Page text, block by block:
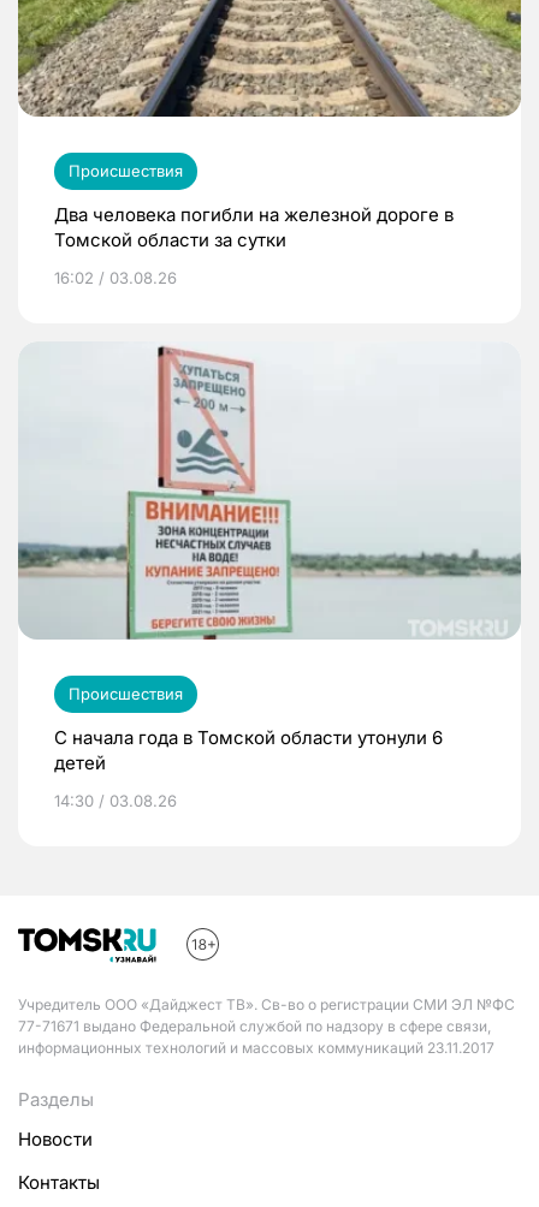
Происшествия
Два человека погибли на железной дороге в
Томской области за сутки
16:02 / 03.08.26
Происшествия
С начала года в Томской области утонули 6
детей
14:30 / 03.08.26
Учредитель ООО «Дайджест ТВ». Св-во о регистрации СМИ ЭЛ №ФС
77-71671 выдано Федеральной службой по надзору в сфере связи,
информационных технологий и массовых коммуникаций 23.11.2017
Разделы
Новости
Контакты